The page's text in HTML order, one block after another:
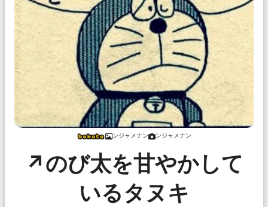
ンジャメナン ンジャメナン
↗︎のび太を甘やかして
いるタヌキ